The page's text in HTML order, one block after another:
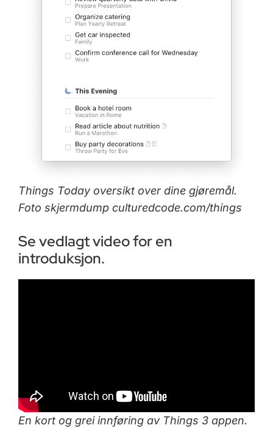
Things Today oversikt over dine gjøremål.
Foto skjermdump culturedcode.com/things
Se vedlagt video for en
introduksjon.
En kort og grei innføring av Things 3 appen.